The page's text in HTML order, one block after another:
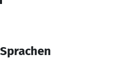
Sprachen